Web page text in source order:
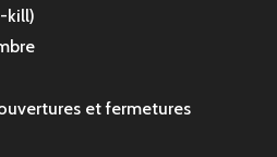
kill)
et fermetures